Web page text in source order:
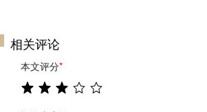
相关评论
本文评分*